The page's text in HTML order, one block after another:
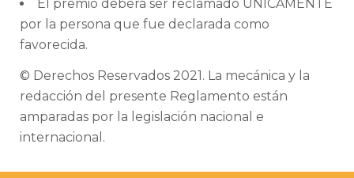
El premio deberá ser reclamado ÚNICAMENTE
por la persona que fue declarada como
favorecida.
© Derechos Reservados 2021. La mecánica y la
redacción del presente Reglamento están
amparadas por la legislación nacional e
internacional.